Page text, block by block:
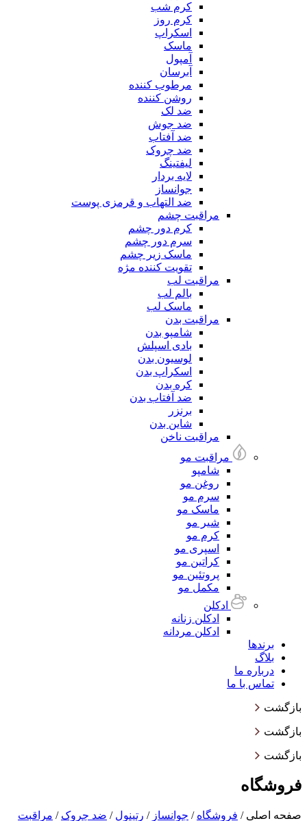
کرم شب
کرم روز
اسکراپ
ماسک
آمپول
آبرسان
مرطوب کننده
روشن کننده
ضد لک
ضد جوش
ضد آفتاب
ضد چروک
لیفتینگ
لایه بردار
جوانساز
ضد التهاب و قرمزی پوست
مراقبت چشم
کرم دور چشم
سرم دور چشم
ماسک زیر چشم
تقویت کننده مژه
مراقبت لب
بالم لب
ماسک لب
مراقبت بدن
شامپو بدن
بادی اسپلش
لوسیون بدن
اسکراپ بدن
کره بدن
ضد آفتاب بدن
برنزر
شاین بدن
مراقبت ناخن
مراقبت مو
شامپو
روغن مو
سرم مو
ماسک مو
شیر مو
کرم مو
اسپری مو
کراتین مو
پروتئین مو
مکمل مو
ادکلن
ادکلن زنانه
ادکلن مردانه
برندها
بلاگ
درباره ما
تماس با ما
بازگشت
بازگشت
بازگشت
فروشگاه
صفحه اصلی / فروشگاه / جوانساز / رتینول / ضد چروک / مراقبت